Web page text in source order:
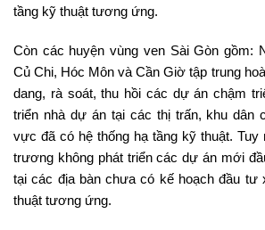
tầng kỹ thuật tương ứng.
Còn các huyện vùng ven Sài Gòn gồm:
Củ Chi, Hóc Môn và Cần Giờ tập trung
dang, rà soát, thu hồi các dự án chậm
triển nhà dự án tại các thị trấn, khu dân
vực đã có hệ thống hạ tầng kỹ thuật. Tuy
trương không phát triển các dự án mới
tại các địa bàn chưa có kế hoạch đầu tư
thuật tương ứng.